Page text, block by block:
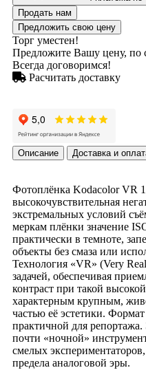
Продать нам
Предложить свою цену
Торг уместен!
Предложите Вашу цену, по
Всегда договоримся!
Расчитать доставку
Описание Доставка и
Фотоплёнка Kodacolor VR
высокочувствительная
экстремальных условий
меркам плёнки значение
практически в темноте,
объекты без смаза или
Технология «VR» (Very
задачей, обеспечивая
контраст при такой
характерным крупным,
частью её эстетики.
практичной для
почти «ночной»
смелых
предела аналоговой эры.